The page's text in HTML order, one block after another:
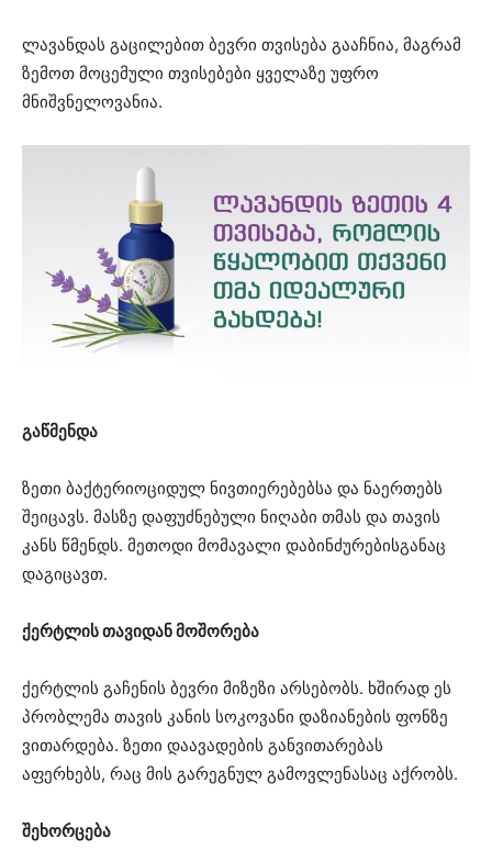
ლავანდას გაცილებით ბევრი თვისება გააჩნია, მაგრამ
ზემოთ მოცემული თვისებები ყველაზე უფრო
მნიშვნელოვანია.
გაწმენდა
ზეთი ბაქტერიოციდულ ნივთიერებებსა და ნაერთებს
შეიცავს. მასზე დაფუძნებული ნიღაბი თმას და თავის
კანს წმენდს. მეთოდი მომავალი დაბინძურებისგანაც
დაგიცავთ.
ქერტლის თავიდან მოშორება
ქერტლის გაჩენის ბევრი მიზეზი არსებობს. ხშირად ეს
პრობლემა თავის კანის სოკოვანი დაზიანების ფონზე
ვითარდება. ზეთი დაავადების განვითარებას
აფერხებს, რაც მის გარეგნულ გამოვლენასაც აქრობს.
შეხორცება